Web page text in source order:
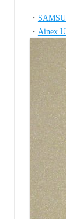
・
・ Ainex